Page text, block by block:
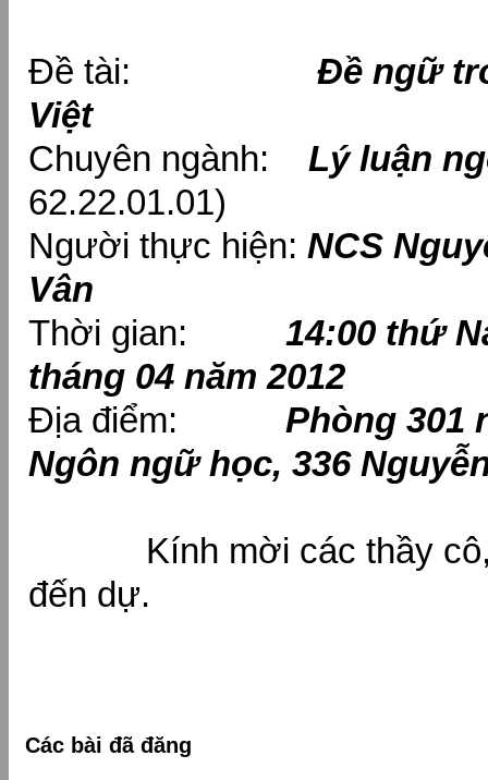
Đề tài: Đề ngữ
Việt
Chuyên ngành: Lý luận
62.22.01.01)
Người thực hiện: NCS
Vân
Thời gian: 14:00 thứ
tháng 04 năm 2012
Địa điểm: Phòng 301
Ngôn ngữ học, 336
Kính mời các thầy cô,
đến dự.
Các bài đã đăng